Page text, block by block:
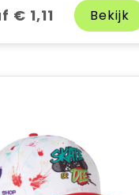
€ 1,11 Bekijk